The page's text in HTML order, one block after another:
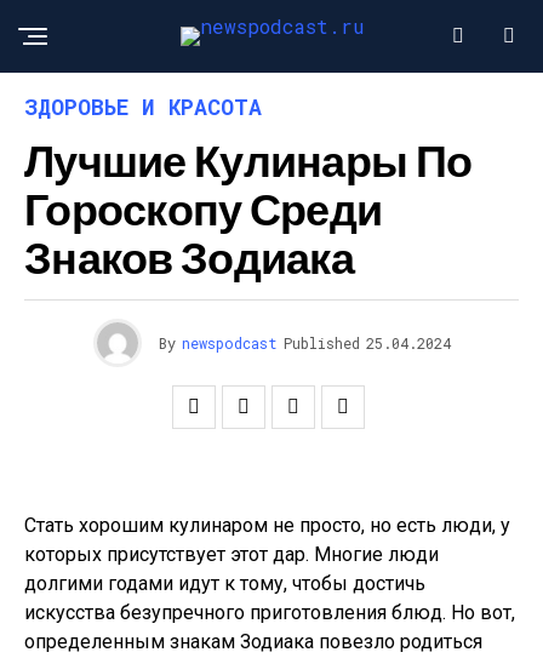
ЗДОРОВЬЕ И КРАСОТА
Лучшие Кулинары По
Гороскопу Среди
Знаков Зодиака
By newspodcast Published 25.04.2024
Стать хорошим кулинаром не просто, но есть люди, у
которых присутствует этот дар. Многие люди
долгими годами идут к тому, чтобы достичь
искусства безупречного приготовления блюд. Но вот,
определенным знакам Зодиака повезло родиться